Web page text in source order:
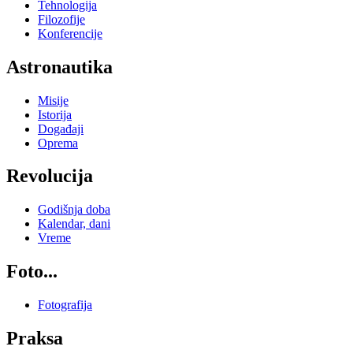
Tehnologija
Filozofije
Konferencije
Astronautika
Misije
Istorija
Događaji
Oprema
Revolucija
Godišnja doba
Kalendar, dani
Vreme
Foto...
Fotografija
Praksa